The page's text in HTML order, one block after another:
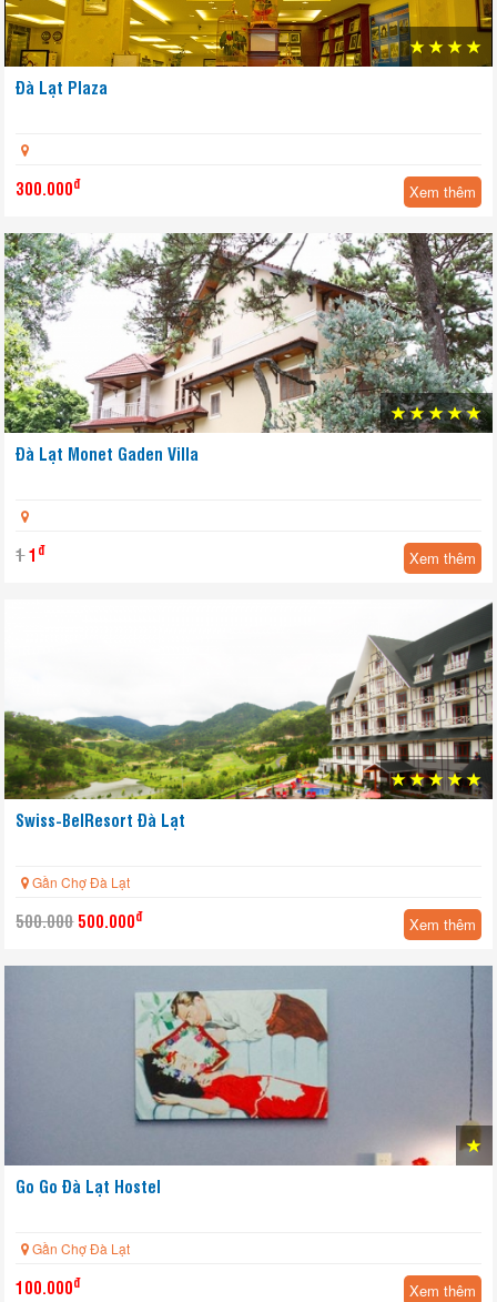
Đà Lạt Plaza
300.000đ Xem thêm
Đà Lạt Monet Gaden Villa
11 đ Xem thêm
Yêu thích
Swiss-BelResort Đà Lạt
Gần Chợ Đà Lạt
500.000 500.000đ Xem thêm
Go Go Đà Lạt Hostel
Gần Chợ Đà Lạt
100.000đ Xem thêm